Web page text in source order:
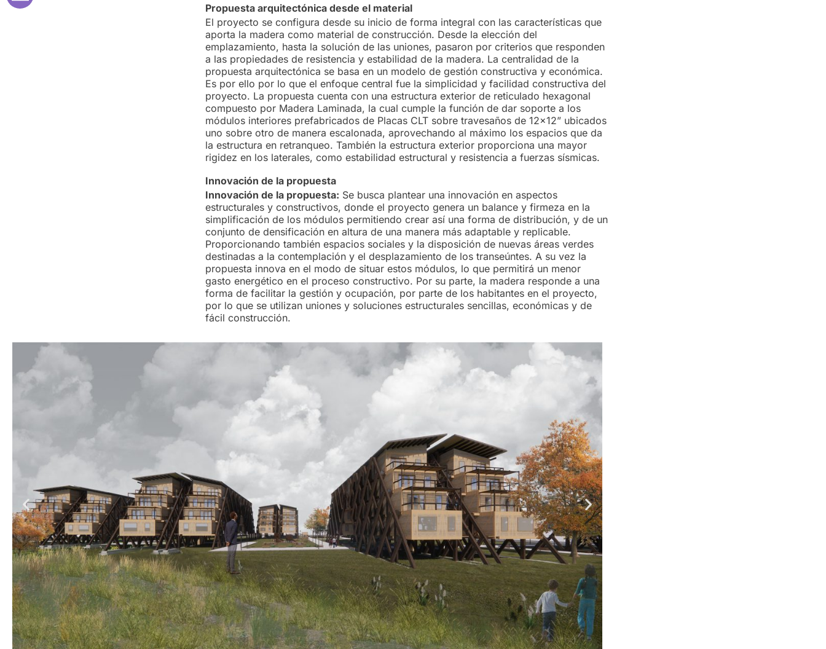
Propuesta arquitectónica desde el material
El proyecto se configura desde su inicio de forma integral con las características que
aporta la madera como material de construcción. Desde la elección del
emplazamiento, hasta la solución de las uniones, pasaron por criterios que responden
a las propiedades de resistencia y estabilidad de la madera. La centralidad de la
propuesta arquitectónica se basa en un modelo de gestión constructiva y económica.
Es por ello por lo que el enfoque central fue la simplicidad y facilidad constructiva del
proyecto. La propuesta cuenta con una estructura exterior de reticulado hexagonal
compuesto por Madera Laminada, la cual cumple la función de dar soporte a los
módulos interiores prefabricados de Placas CLT sobre travesaños de 12x12” ubicados
uno sobre otro de manera escalonada, aprovechando al máximo los espacios que da
la estructura en retranqueo. También la estructura exterior proporciona una mayor
rigidez en los laterales, como estabilidad estructural y resistencia a fuerzas sísmicas.
Innovación de la propuesta
Innovación de la propuesta: Se busca plantear una innovación en aspectos
estructurales y constructivos, donde el proyecto genera un balance y firmeza en la
simplificación de los módulos permitiendo crear así una forma de distribución, y de un
conjunto de densificación en altura de una manera más adaptable y replicable.
Proporcionando también espacios sociales y la disposición de nuevas áreas verdes
destinadas a la contemplación y el desplazamiento de los transeúntes. A su vez la
propuesta innova en el modo de situar estos módulos, lo que permitirá un menor
gasto energético en el proceso constructivo. Por su parte, la madera responde a una
forma de facilitar la gestión y ocupación, por parte de los habitantes en el proyecto,
por lo que se utilizan uniones y soluciones estructurales sencillas, económicas y de
fácil construcción.